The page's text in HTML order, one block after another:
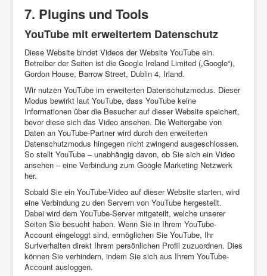
7. Plugins und Tools
YouTube mit erweitertem Datenschutz
Diese Website bindet Videos der Website YouTube ein.
Betreiber der Seiten ist die Google Ireland Limited („Google“),
Gordon House, Barrow Street, Dublin 4, Irland.
Wir nutzen YouTube im erweiterten Datenschutzmodus. Dieser
Modus bewirkt laut YouTube, dass YouTube keine
Informationen über die Besucher auf dieser Website speichert,
bevor diese sich das Video ansehen. Die Weitergabe von
Daten an YouTube-Partner wird durch den erweiterten
Datenschutzmodus hingegen nicht zwingend ausgeschlossen.
So stellt YouTube – unabhängig davon, ob Sie sich ein Video
ansehen – eine Verbindung zum Google Marketing Netzwerk
her.
Sobald Sie ein YouTube-Video auf dieser Website starten, wird
eine Verbindung zu den Servern von YouTube hergestellt.
Dabei wird dem YouTube-Server mitgeteilt, welche unserer
Seiten Sie besucht haben. Wenn Sie in Ihrem YouTube-
Account eingeloggt sind, ermöglichen Sie YouTube, Ihr
Surfverhalten direkt Ihrem persönlichen Profil zuzuordnen. Dies
können Sie verhindern, indem Sie sich aus Ihrem YouTube-
Account ausloggen.